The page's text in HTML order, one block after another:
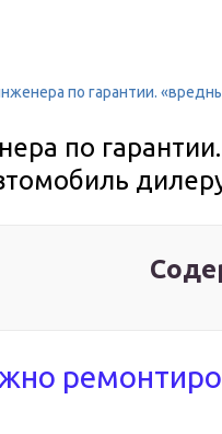
по гарантии.
по